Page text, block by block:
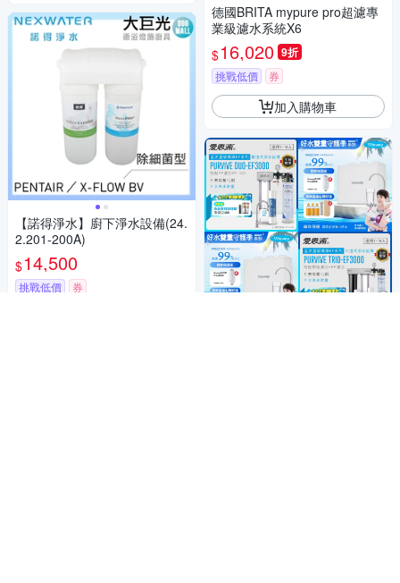
【諾得淨水】廚下淨水設備(24.
2.201-200A)
$14,500
挑戰低價 券
德國BRITA mypure pro超濾專
業級濾水系統X6
$16,020 9折
挑戰低價 券
加入購物車